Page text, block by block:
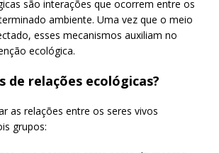
são interações que ocorrem entre os
ambiente. Uma vez que o meio
esses mecanismos auxiliam no
ecológica.
de relações ecológicas?
as relações entre os seres vivos
grupos: